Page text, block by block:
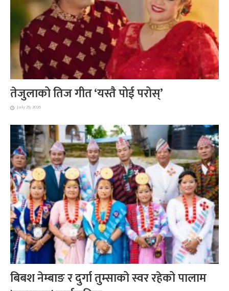
तेजुलाको तिज गीत ‘यस्तै पोई परोस्’
July 29, 2026
बिबश नेम्बाङ र दुर्गा तुम्साको स्वर रहेको पालाम